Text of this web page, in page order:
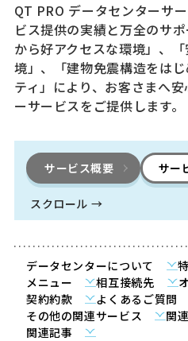
QT PRO データセンターサ
ビス提供の実績と万全のサ
から好アクセスな環境」、
境」、「建物免震構造をは
ティ」により、お客さまへ
ーサービスをご提供します。
サービス概要 サー
スクロール →
データセンターについて
メニュー
相互接続先
契約約款
よくあるご質問
その他の関連サービス
関
関連記事